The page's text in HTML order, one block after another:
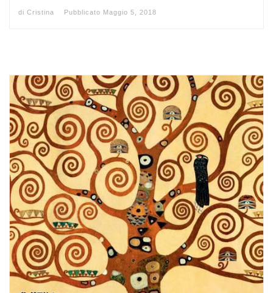
di Cristina Pubblicato Maggio 5, 2018